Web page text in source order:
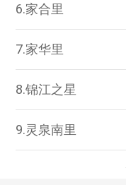
6.家合里
7.家华里
8.锦江之星
9.灵泉南里